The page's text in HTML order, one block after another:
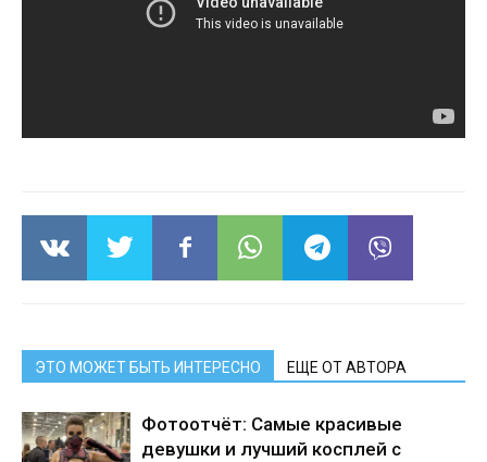
ЭТО МОЖЕТ БЫТЬ ИНТЕРЕСНО ЕЩЕ ОТ АВТОРА
Фотоотчёт: Самые красивые
девушки и лучший косплей с